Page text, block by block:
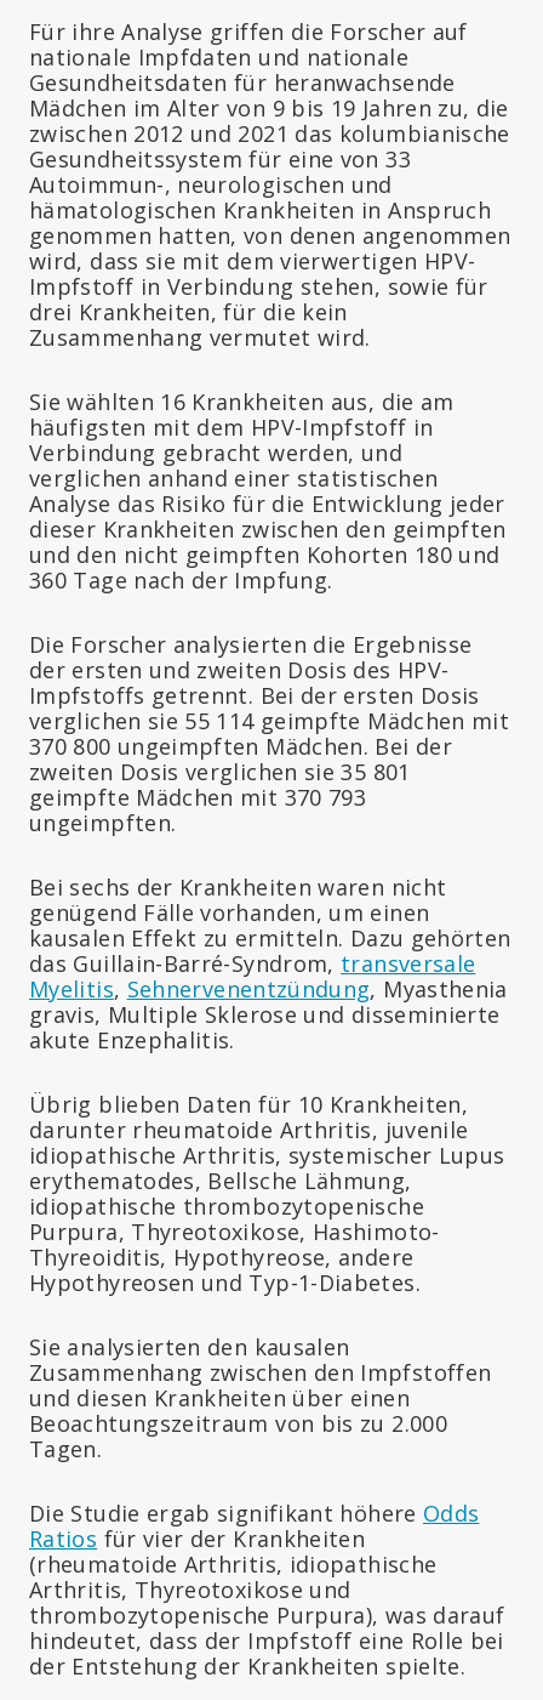
Für ihre Analyse griffen die Forscher auf
nationale Impfdaten und nationale
Gesundheitsdaten für heranwachsende
Mädchen im Alter von 9 bis 19 Jahren zu, die
zwischen 2012 und 2021 das kolumbianische
Gesundheitssystem für eine von 33
Autoimmun-, neurologischen und
hämatologischen Krankheiten in Anspruch
genommen hatten, von denen angenommen
wird, dass sie mit dem vierwertigen HPV-
Impfstoff in Verbindung stehen, sowie für
drei Krankheiten, für die kein
Zusammenhang vermutet wird.
Sie wählten 16 Krankheiten aus, die am
häufigsten mit dem HPV-Impfstoff in
Verbindung gebracht werden, und
verglichen anhand einer statistischen
Analyse das Risiko für die Entwicklung jeder
dieser Krankheiten zwischen den geimpften
und den nicht geimpften Kohorten 180 und
360 Tage nach der Impfung.
Die Forscher analysierten die Ergebnisse
der ersten und zweiten Dosis des HPV-
Impfstoffs getrennt. Bei der ersten Dosis
verglichen sie 55 114 geimpfte Mädchen mit
370 800 ungeimpften Mädchen. Bei der
zweiten Dosis verglichen sie 35 801
geimpfte Mädchen mit 370 793
ungeimpften.
Bei sechs der Krankheiten waren nicht
genügend Fälle vorhanden, um einen
kausalen Effekt zu ermitteln. Dazu gehörten
das Guillain-Barré-Syndrom, transversale
Myelitis, Sehnervenentzündung, Myasthenia
gravis, Multiple Sklerose und disseminierte
akute Enzephalitis.
Übrig blieben Daten für 10 Krankheiten,
darunter rheumatoide Arthritis, juvenile
idiopathische Arthritis, systemischer Lupus
erythematodes, Bellsche Lähmung,
idiopathische thrombozytopenische
Purpura, Thyreotoxikose, Hashimoto-
Thyreoiditis, Hypothyreose, andere
Hypothyreosen und Typ-1-Diabetes.
Sie analysierten den kausalen
Zusammenhang zwischen den Impfstoffen
und diesen Krankheiten über einen
Beoachtungszeitraum von bis zu 2.000
Tagen.
Die Studie ergab signifikant höhere Odds
Ratios für vier der Krankheiten
(rheumatoide Arthritis, idiopathische
Arthritis, Thyreotoxikose und
thrombozytopenische Purpura), was darauf
hindeutet, dass der Impfstoff eine Rolle bei
der Entstehung der Krankheiten spielte.